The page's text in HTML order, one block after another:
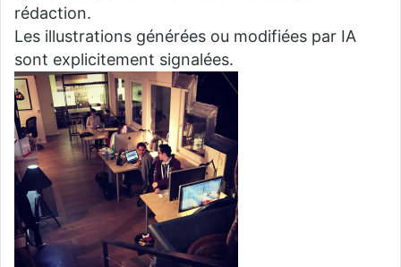
rédaction.
Les illustrations générées ou modifiées par IA
sont explicitement signalées.